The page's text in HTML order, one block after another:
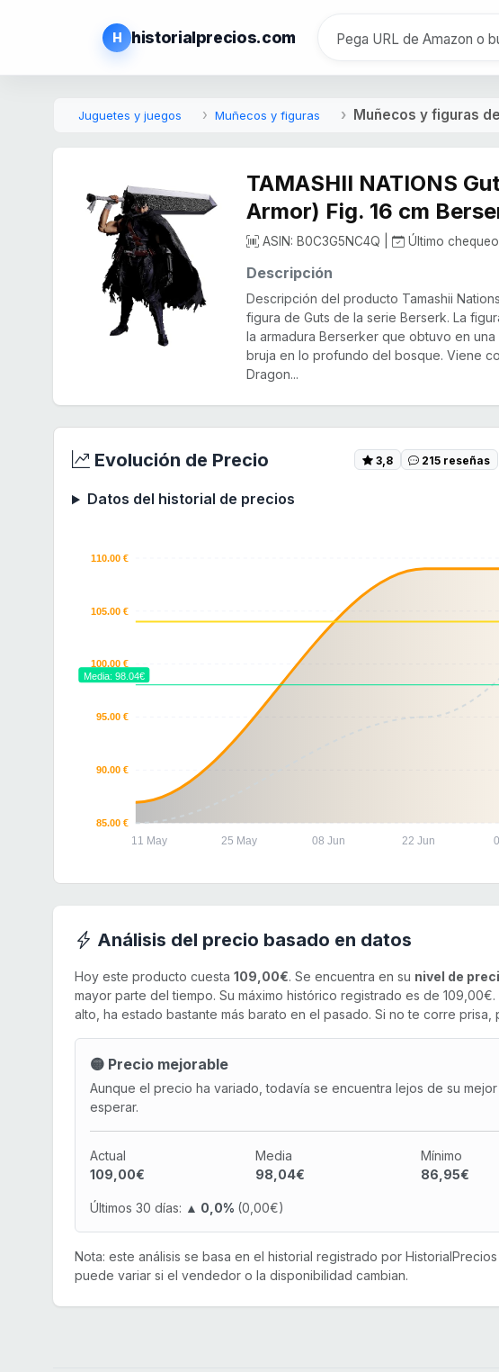
H historialprecios.com
Juguetes y juegos Muñecos y figuras Muñecos y figuras
TAMASHII NATIONS
Armor) Fig. 16 cm
ASIN: B0C3G5NC4Q | Último
Descripción
Descripción del producto Tamashii
figura de Guts de la serie Berserk. La
la armadura Berserker que obtuvo en
bruja en lo profundo del bosque. Viene
Dragon...
Evolución de Precio 3,8 215 reseñas
Datos del historial de precios
110.00 €
105.00 €
100.00 €
95.00 €
90.00 €
85.00 €
11 May 25 May 08 Jun 22 Jun
Media: 98.04€
Análisis del precio basado en datos
Hoy este producto cuesta 109,00€. Se encuentra en su nivel de
mayor parte del tiempo. Su máximo histórico registrado es de 109,00€.
alto, ha estado bastante más barato en el pasado. Si no te corre prisa,
🟡 Precio mejorable
Aunque el precio ha variado, todavía se encuentra lejos de su
esperar.
Actual
109,00€
Media
98,04€
Mínimo
86,95€
Últimos 30 días: ▲ 0,0% (0,00€)
Nota: este análisis se basa en el historial registrado por
puede variar si el vendedor o la disponibilidad cambian.